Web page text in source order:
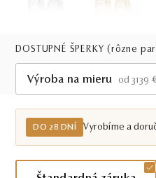
DOSTUPNÉ ŠPERKY(rôzne
Výroba na mieru
od 3139
Do 28 dní
DO 28 DNÍ Vyrobíme a